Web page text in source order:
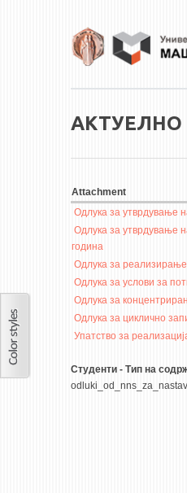
АКТУЕЛНО
Attachment
Одлука за утврдување
Одлука за утврдување
година
Одлука за
Одлука за услови за
Одлука за
Одлука за циклично
Упатство за
Студенти - Тип на